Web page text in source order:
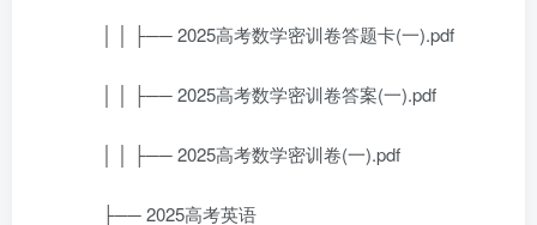
│ │ ├── 2025高考数学密训卷答题卡(一).pdf
│ │ ├── 2025高考数学密训卷答案(一).pdf
│ │ ├── 2025高考数学密训卷(一).pdf
├── 2025高考英语